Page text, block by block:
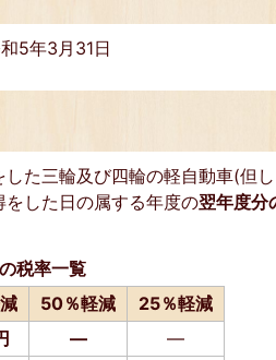
5年3月31日
た三輪及び四輪の軽自動車(但
した日の属する年度の翌年度分
税率一覧
50％軽減
25％軽減
―
―